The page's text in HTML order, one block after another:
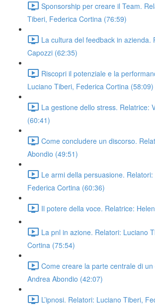
Sponsorship per creare il Team.
Tiberi, Federica Cortina (76:59)
La cultura del feedback in azienda.
Capozzi (62:35)
Riscopri il potenziale e la
Luciano Tiberi, Federica Cortina (58:09)
La gestione dello stress. Relatrice:
(60:41)
Come concludere un discorso.
Abondio (49:51)
Le armi della persuasione.
Federica Cortina (60:36)
Il potere della voce. Relatrice:
La pnl in azione. Relatori: Luciano
Cortina (75:54)
Come creare la parte centrale di
Andrea Abondio (42:07)
L’ipnosi. Relatori: Luciano Tiberi,